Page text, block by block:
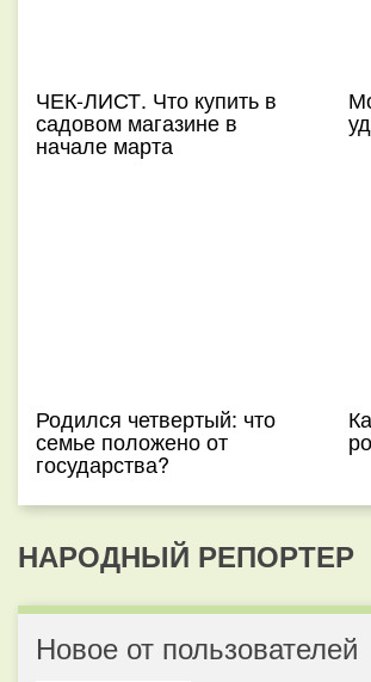
ЧЕК-ЛИСТ. Что купить в
садовом магазине в
начале марта
Родился четвертый: что
семье положено от
государства?
НАРОДНЫЙ РЕПОРТЕР
Новое от пользователей